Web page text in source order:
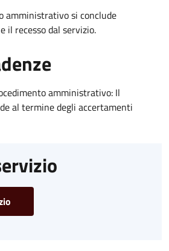
amministrativo si conclude
il recesso dal servizio.
amministrativo: Il
al termine degli accertamenti